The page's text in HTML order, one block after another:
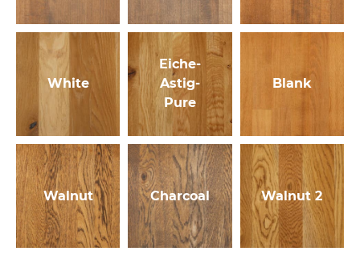
White
Eiche-
Astig-
Pure
Blank
Walnut Charcoal Walnut 2